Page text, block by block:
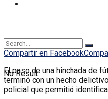
No Result
Compartir en Facebook
El paso de una hinchada de
terminó con un hecho
policial que permitió